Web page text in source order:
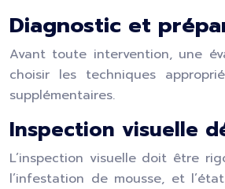
Diagnostic et
Avant toute intervention, une
choisir les techniques
supplémentaires.
Inspection visuelle
L’inspection visuelle doit être
l’infestation de mousse, et